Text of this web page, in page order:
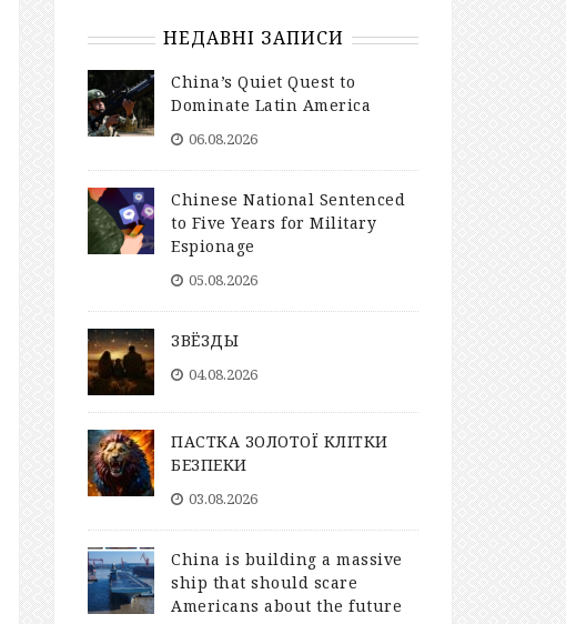
НЕДАВНІ ЗАПИСИ
China’s Quiet Quest to
Dominate Latin America
06.08.2026
Chinese National Sentenced
to Five Years for Military
Espionage
05.08.2026
ЗВЁЗДЫ
04.08.2026
ПАСТКА ЗОЛОТОЇ КЛІТКИ
БЕЗПЕКИ
03.08.2026
China is building a massive
ship that should scare
Americans about the future